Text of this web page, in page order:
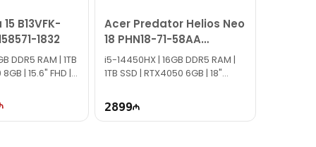
B13VFK-
1832
DDR5 RAM | 1TB
| 15.6" FHD |
Acer Predator Helios Neo
18 PHN18-71-58AA
NH.QS1ER.001
i5-14450HX | 16GB DDR5 RAM |
1TB SSD | RTX4050 6GB | 18"
2899